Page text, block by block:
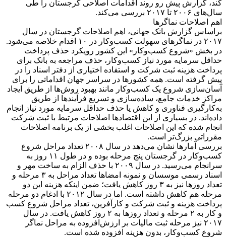
کند، گزارش پیش رو روند اقدامات اصلاحی گرجستان را طی
سال‌های ۲۰۰۶ تا ۲۰۱۷ بررسی می‌کند.
اهم اصلاحات نماگرها
براساس گزارش بانک جهانی، اهم اصلاحات گرجستان در سال
۲۰۱۷ در نماگرهای سهولت کسب‌وکار در ۱۰ اقدام خلاصه می‌شود.
در بخش «شروع کسب‌وکار» این کشور رویکرد حذف پرداخت
حداقل سرمایه مورد نیاز کسب‌وکار، حذف مراجعه به بانک برای
پرداخت هزینه ثبت شرکت و استفاده اختیاری از دفتر اسناد را در
پیش گرفته است. همه کشورها در سراسر جهان اقداماتی را برای
آسان‌سازی شروع یک کسب‌وکار مانند بهبود روش‌ها از طریق ایجاد
مراکز خدمات جامع، ساده‌سازی و تسریع فر‌آیندها از طریق
به‌کارگیری فناوری و کاهش یا حذف حداقل سرمایه مورد نیاز انجام
داده‌اند. در بسیاری از این اقتصادها اصلاحات مرتبط با ثبت شرکت
انجام شده که این اصلاحات اغلب بخشی از یک برنامه اصلاحات
مقرراتی بزرگ‌تر است.
بررسی آمارها نشان می‌دهد در سال ۲۰۰۸ تعداد مراحل شروع
کسب‌وکار در گرجستان پنج مرحله بوده و در طول ۱۱ روز به
سرانجام می‌رسید. در سال ۲۰۰۹ با حذف الزام به ساخت مهر و
اسناد رسمی موسسان و نمونه امضاها تعداد مراحل به ۳ مرحله و
تعداد روزها نیز به ۳ روز کاهش یافت؛ ضمن اینکه هزینه این دو
مرحله هم کاهش داشته است. اما در سال ۲۰۱۲ با ادغام دو مرحله
پرداخت هزینه و ثبت شرکت و کارآفرین، تعداد مراحل شروع کسب
و کار به ۲ مرحله و تعداد روزها به ۲ روز کاهش یافت. در سال
۲۰۱۷ نیز مرحله ثبت مالیات بر ارز‌ش‌افزوده به مراحل نماگر
شروع کسب‌و‌کار، بدون هزینه افزوده شده است.